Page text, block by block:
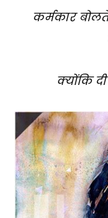
कर्मकार
क्योंकि